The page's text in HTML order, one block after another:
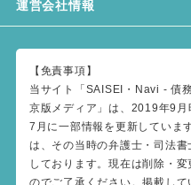
運営会社情報
【免責事項】
当サイト「SAISEI・Navi - 債
京版メディア」は、2019年9
7月に一部情報を更新していま
は、その当時の弁護士・司法
しております。現在は削除・
のでご了承ください。掲載し